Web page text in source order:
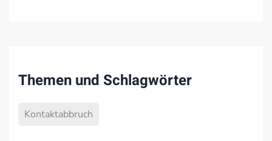
Themen und Schlagwörter
Kontaktabbruch